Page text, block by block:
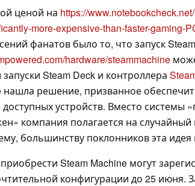
ценой на https://
more-expensive-than-faster-gaming-
фанатов было то, что запуск
hardware/steammachine
Steam Deck и контроллера
нашла решение, призванное
доступных устройств. Вместо
компания полагается на
большинству поклонников эта идея
Steam Machine могут
конфигурации до 25 июня.